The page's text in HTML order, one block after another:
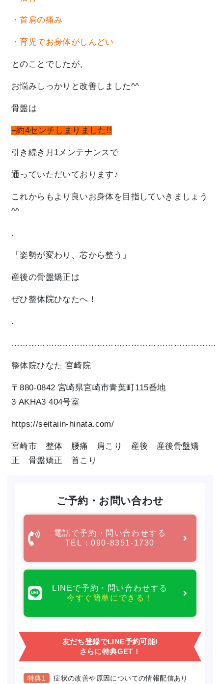
・首肩の痛み
・育児でお身体がしんどい
とのことでしたが、
お悩みしっかりと改善しました^^
骨盤は
−約4センチしまりました!!
引き続き月1メンテナンスで
通っていただいております♪
これからもより良いお身体を目指していきましょう
^^
.
「姿勢が変わり、芯から整う」
産後の骨盤矯正は
ぜひ整体院ひなたへ！
.
………………………………………………………………
整体院ひなた 宮崎院
〒880-0842 宮崎県宮崎市青葉町115番地
3 AKHA3 404号室
https://seitaiin-hinata.com/
宮崎市 整体 腰痛 肩こり 産後 産後骨盤矯
正 骨盤矯正 首こり
ご予約・お問い合わせ
電話で予約・問い合わせする
TEL：090-8351-1730
LINEで予約・問い合わせする
今すぐ簡単にできる！
友だち登録でLINE予約可能!
さらに特典GET！
特典1 症状の改善や原因についての情報配信あり